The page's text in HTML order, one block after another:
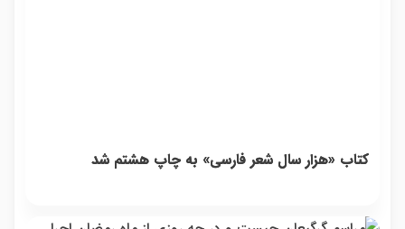
کتاب «هزار سال شعر فارسی» به چاپ هشتم شد